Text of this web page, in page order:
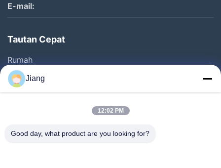
E-mail:
Tautan Cepat
Rumah
Produk
Video
Tentang Kami
Jiang
12:02 PM
Good day, what product are you looking for?